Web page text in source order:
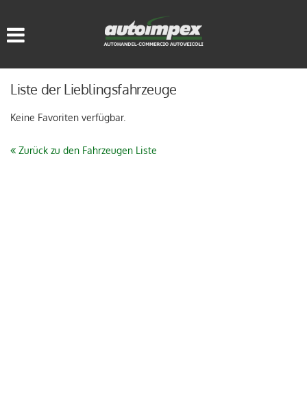
WIR KAUFEN GEBRAUCHT
Liste der Lieblingsfahrzeuge
Keine Favoriten verfügbar.
Zurück zu den Fahrzeugen Liste